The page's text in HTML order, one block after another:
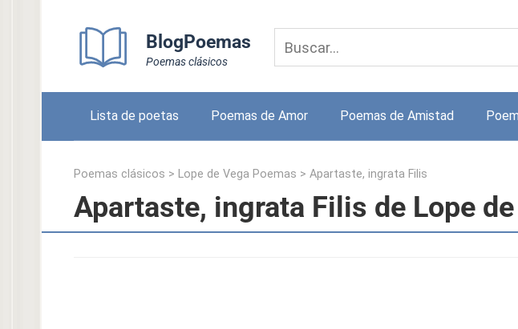
BlogPoemas
Poemas clásicos
Lista de poetas Poemas de Amor Poemas de Amistad
Poemas clásicos > Lope de Vega Poemas > Apartaste, ingrata Filis
Apartaste, ingrata Filis de Lope